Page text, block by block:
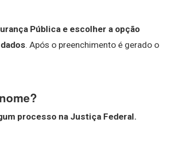
Pública e escolher a opção
. Após o preenchimento é gerado o
processo na Justiça Federal.